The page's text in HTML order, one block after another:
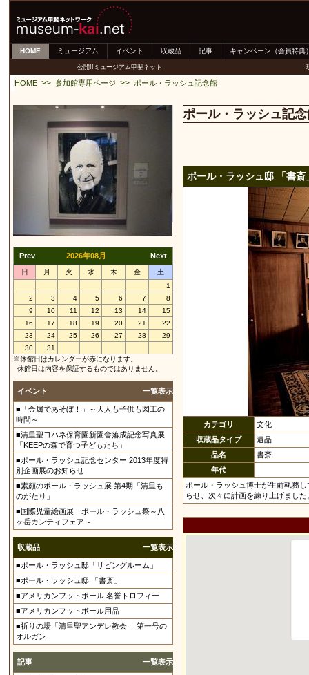
HOME ミュージアム イベント 収蔵品 記事 キャンペーン（会員特典
公開!!ミュージアム甲斐ネット
HOME >> 参加館専用ページ >> ポール・ラッシュ記念館
Prev 2026年08月 Next
日 月 火 水 木 金
土
1
2
3 4 5 6 7
8
9
10 11 12 13 14
15
16
17 18 19 20 21
22
23
24 25 26 27 28
29
30
31
※休館日はカレンダーが赤になります。
休館日は内容を保証するものではありません。
イベント 一覧表示
■「金属であそぼ！」～大人も子供も図工の
時間～
■清里聖ヨハネ保育園新園舎落成記念写真展
「KEEPの森で育つ子どもたち」
■ポール・ラッシュ記念センター 2013年度特
別企画展のお知らせ
■素顔のポール・ラッシュ展 第4期「清里も
のがたり」
■国際児童絵画展 ポール・ラッシュ祭～八
ヶ岳カンティフェア～
収蔵品 一覧表示
■ポール・ラッシュ邸「リビングルーム」
■ポール・ラッシュ邸 「書斎」
■アメリカンフットボール 名誉トロフィー
■アメリカンフットボール用品
■祈りの場「清里聖アンデレ教会」 第一号の
オルガン
記事 一覧表示
ポール・ラッシュ記
ポール・ラッシュ邸 「書斎
カテゴリ
文化
収蔵品タイプ
遺品
品名
書斎
年代
ポール・ラッシュ博士が生前執務
らせ、次々に計画を練り上げました